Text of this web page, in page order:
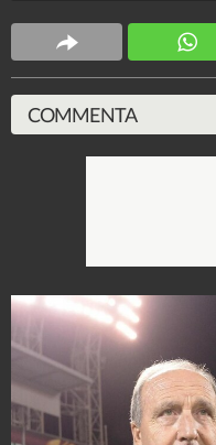
COMMENTA